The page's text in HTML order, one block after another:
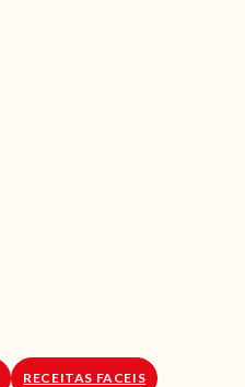
RECEITAS FACEIS